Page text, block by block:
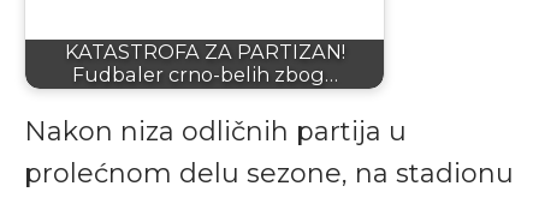
KATASTROFA ZA PARTIZAN!
Fudbaler crno-belih zbog…
Nakon niza odličnih partija u
prolećnom delu sezone, na stadionu